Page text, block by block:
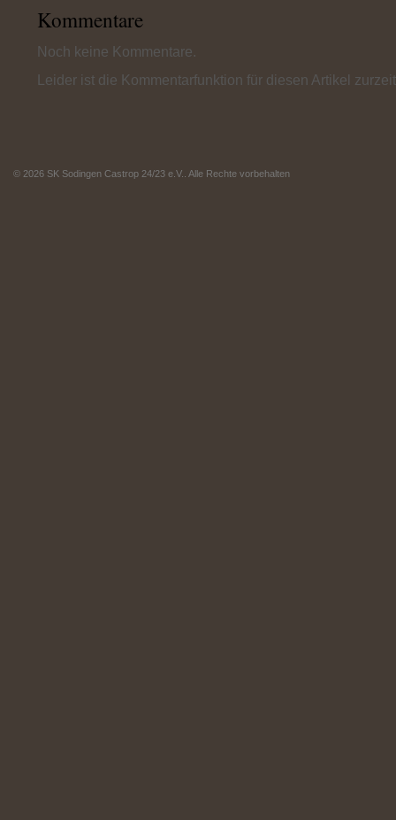
Kommentare
Noch keine Kommentare.
Leider ist die Kommentarfunktion für diesen Artikel
© 2026 SK Sodingen Castrop 24/23 e.V.. Alle Rechte vorbehalten